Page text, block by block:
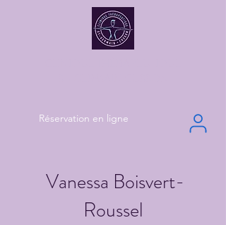
Réservation en ligne
Vanessa Boisvert-
Roussel